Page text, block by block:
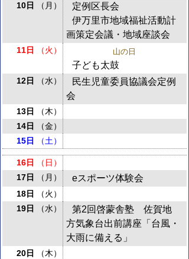
10日
（月）
定例区長会
伊万里市地域福祉活動計
画策定会議・地域座談会
11日 （火） 山の日
子ども太鼓
12日 （水）
民生児童委員協議会定例
会
13日
（木）
14日
（金）
15日
（土）
16日
（日）
17日
（月） eスポーツ体験会
18日
（火）
19日
（水）
第2回啓蒙舎塾 佐賀地
方気象台出前講座「台風・
大雨に備える」
20日
（木）